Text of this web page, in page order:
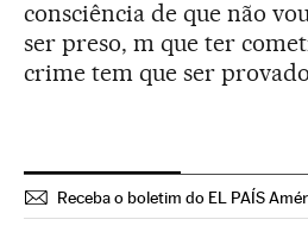
consciência de que não
ser preso, m que ter
crime tem que ser
Receba o boletim do EL PAÍS